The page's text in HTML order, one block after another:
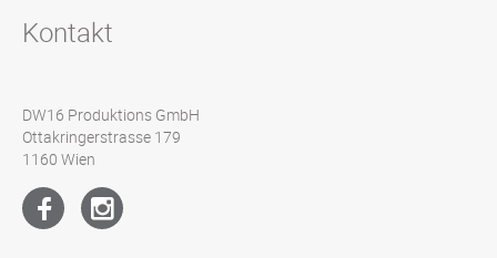
Kontakt
DW16 Produktions GmbH
Ottakringerstrasse 179
1160 Wien